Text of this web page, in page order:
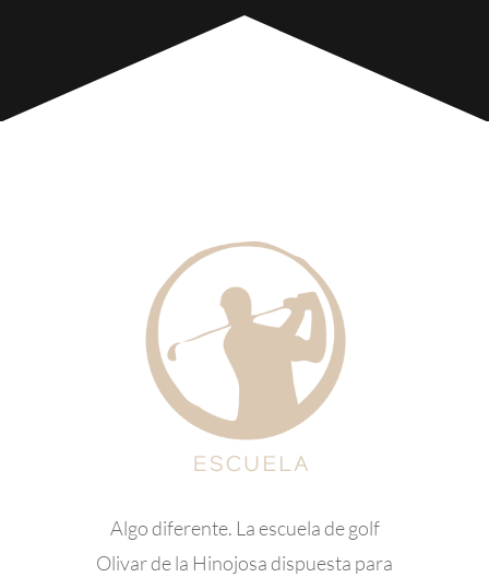
Algo diferente. La escuela de golf
Olivar de la Hinojosa dispuesta para